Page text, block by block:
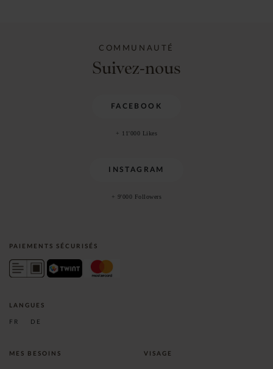
COMMUNAUTÉ
Suivez-nous
FACEBOOK
+ 11'000 Likes
INSTAGRAM
+ 9'000 Followers
PAIEMENTS SÉCURISÉS
LANGUES
FR DE
MES BESOINS VISAGE